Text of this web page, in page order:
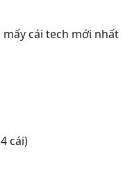
mấy cái tech mới nhất
cái)